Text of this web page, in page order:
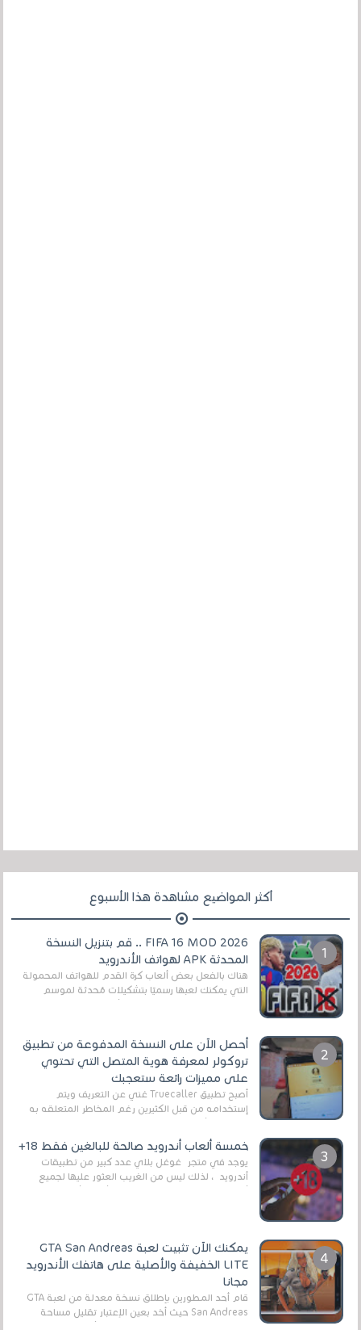
أكثر المواضيع مشاهدة هذا الأسبوع
FIFA 16 MOD 2026 .. قم بتنزيل النسخة
المحدثة APK لهواتف الأندرويد
هناك بالفعل بعض ألعاب كرة القدم للهواتف المحمولة
التي يمكنك لعبها رسميًا بتشكيلات مُحدثة لموسم
أحصل الآن على النسخة المدفوعة من تطبيق
تروكولر لمعرفة هوية المتصل التي تحتوي
على مميزات رائعة ستعجبك
أصبح تطبيق Truecaller غني عن التعريف ويتم
إستخدامه من قبل الكثيرين رغم المخاطر المتعلقه به
خمسة ألعاب أندرويد صالحة للبالغين فقط 18+
يوجد في متجر غوغل بلاي عدد كبير من تطبيقات
أندرويد ، لذلك ليس من الغريب العثور عليها لجميع
يمكنك الآن تثبيت لعبة GTA San Andreas
LITE الخفيفة والأصلية على هاتفك الأندرويد
مجانا
قام أحد المطورين بإطلاق نسخة معدلة من لعبة GTA
San Andreas حيث أخد بعين الإعتبار تقليل مساحة